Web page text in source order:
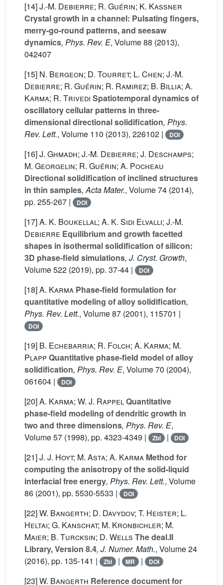
[14]J.-M. Debierre; R. Guérin; K. Kassner
Crystal growth in a channel: Pulsating fingers,
merry-go-round patterns, and seesaw
dynamics, Phys. Rev. E, Volume 88 (2013),
042407
[15] N. Bergeon; D. Tourret; L. Chen; J.-M.
Debierre; R. Guérin; R. Ramirez; B. Billia; A.
Karma; R. Trivedi Spatiotemporal dynamics of
oscillatory cellular patterns in three-
dimensional directional solidification, Phys.
Rev. Lett., Volume 110 (2013), 226102 | DOI
[16]J. Ghmadh; J.-M. Debierre; J. Deschamps;
M. Georgelin; R. Guérin; A. Pocheau
Directional solidification of inclined structures
in thin samples, Acta Mater., Volume 74 (2014),
pp. 255-267 |
DOI
[17]A. K. Boukellal; A. K. Sidi Elvalli; J.-M.
Debierre Equilibrium and growth facetted
shapes in isothermal solidification of silicon:
3D phase-field simulations, J. Cryst. Growth,
Volume 522 (2019), pp. 37-44 | DOI
[18]A. Karma Phase-field formulation for
quantitative modeling of alloy solidification,
Phys. Rev. Lett., Volume 87 (2001), 115701 |
DOI
[19] B. Echebarria; R. Folch; A. Karma; M.
Plapp Quantitative phase-field model of alloy
solidification, Phys. Rev. E, Volume 70 (2004),
061604 |
DOI
[20]A. Karma; W. J. RappelQuantitative
phase-field modeling of dendritic growth in
two and three dimensions, Phys. Rev. E,
Volume 57 (1998), pp. 4323-4349 | Zbl | DOI
[21]J. J. Hoyt; M. Asta; A. Karma Method for
computing the anisotropy of the solid-liquid
interfacial free energy, Phys. Rev. Lett., Volume
86 (2001), pp. 5530-5533 | DOI
[22]W. Bangerth; D. Davydov; T. Heister; L.
Heltai; G. Kanschat; M. Kronbichler; M.
Maier; B. Turcksin; D. Wells The deal.II
Library, Version 8.4, J. Numer. Math., Volume 24
(2016), pp. 135-141 |
Zbl | MR | DOI
[23]W. Bangerth Reference document for